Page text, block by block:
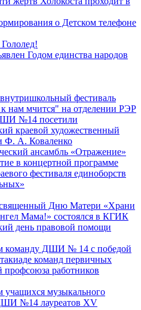
о Детском телефоне
Годом единства народов
фестиваль
нам мчится" на отделении РЭР
№14 посетили
краевой художественный
Ф. А. Коваленко
ансамбль «Отражение»
в концертной программе
фестиваля единоборств
Дню Матери «Храни
Мама!» состоялся в КГИК
день правовой помощи
команду ДШИ № 14 с победой
команд первичных
профсоюза работников
учащихся музыкального
№14 лауреатов XV